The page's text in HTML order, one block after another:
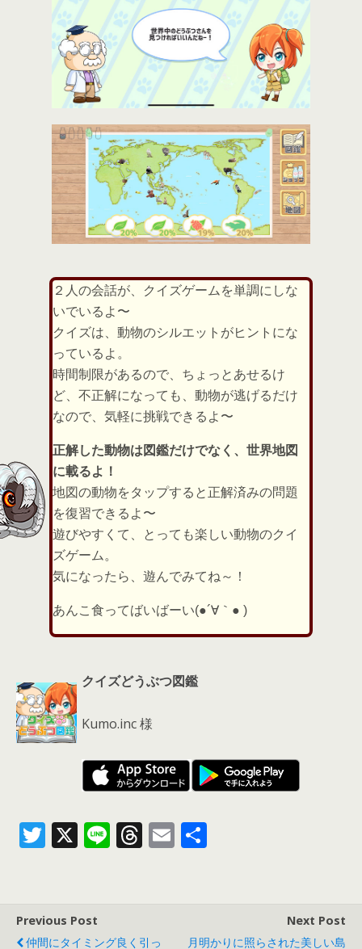
２人の会話が、クイズゲームを単調にしな
いでいるよ〜
クイズは、動物のシルエットがヒントにな
っているよ。
時間制限があるので、ちょっとあせるけ
ど、不正解になっても、動物が逃げるだけ
なので、気軽に挑戦できるよ〜
正解した動物は図鑑だけでなく、世界地図
に載るよ！
地図の動物をタップすると正解済みの問題
を復習できるよ〜
遊びやすくて、とっても楽しい動物のクイ
ズゲーム。
気になったら、遊んでみてね～！
あんこ食ってばいばーい(●´∀｀● )
クイズどうぶつ図鑑
Kumo.inc 様
T
w
er
X Li
n
T
h
d
E
m
Previous Post
仲間にタイミング良く引っ
Next Post
月明かりに照らされた美しい島